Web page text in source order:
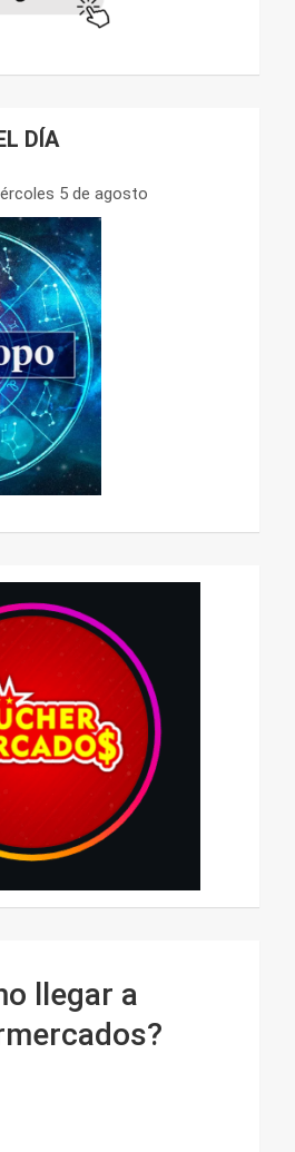
DÍA
5 de agosto
llegar a